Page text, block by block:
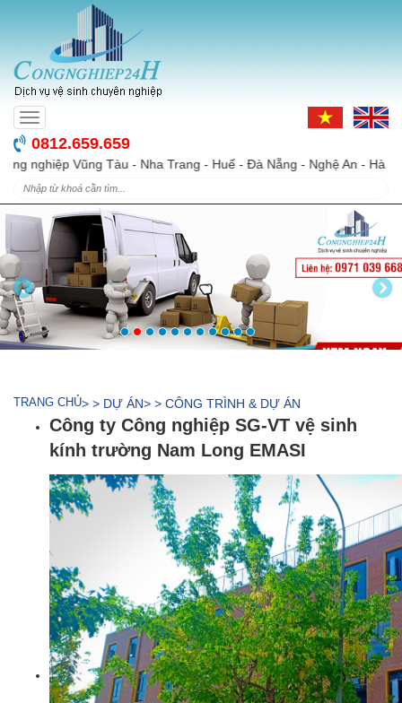
Toggle
navigation
0812.659.659
Vũng Tàu - Nha Trang - Huế - Đà Nẵng - Nghệ An - Hà Tĩnh
TRANG CHỦ> > DỰ ÁN> > CÔNG TRÌNH & DỰ ÁN
Công ty Công nghiệp SG-VT vệ sinh
kính trường Nam Long EMASI